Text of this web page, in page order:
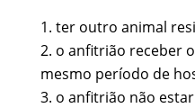
ter outro animal
o anfitrião receber
mesmo período de
o anfitrião não